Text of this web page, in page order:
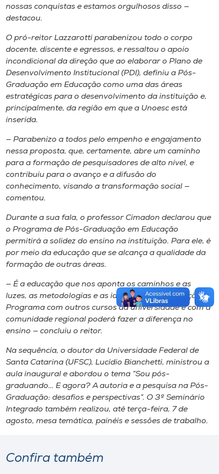
nossas conquistas e estamos orgulhosos disso —
destacou.
O pró-reitor Lazzarotti parabenizou todo o corpo
docente, discente e egressos, e ressaltou o apoio
incondicional da direção que ao elaborar o Plano de
Desenvolvimento Institucional (PDI), definiu a Pós-
Graduação em Educação como uma das áreas
estratégicas para o desenvolvimento da instituição e,
principalmente, da região em que a Unoesc está
inserida.
— Parabenizo a todos pelo empenho e engajamento
nessa proposta, que, certamente, abre um caminho
para a formação de pesquisadores de alto nível, e
contribuiu para o avanço e a difusão do
conhecimento, visando a transformação social —
comentou.
Durante a sua fala, o professor Cimadon declarou que
o Programa de Pós-Graduação em Educação
permitirá a solidez do ensino na instituição. Para ele, é
por meio da educação que se alcança a qualidade da
formação de outras áreas.
— É a educação que nos aponta os caminhos e as
luzes, as metodologias e as ideologias. A integração do
Programa com outros cursos da universidade e com a
comunidade regional poderá fazer a diferença no
ensino — concluiu o reitor.
Na sequência, o doutor da Universidade Federal de
Santa Catarina (UFSC), Lucídio Bianchetti, ministrou a
aula inaugural e abordou o tema “Sou pós-
graduando… E agora? A autoria e a pesquisa na Pós-
Graduação: desafios e perspectivas”. O 3º Seminário
Integrado também realizou, até terça-feira, 7 de
agosto, mesa temática, painéis e sessões de trabalho.
Confira também